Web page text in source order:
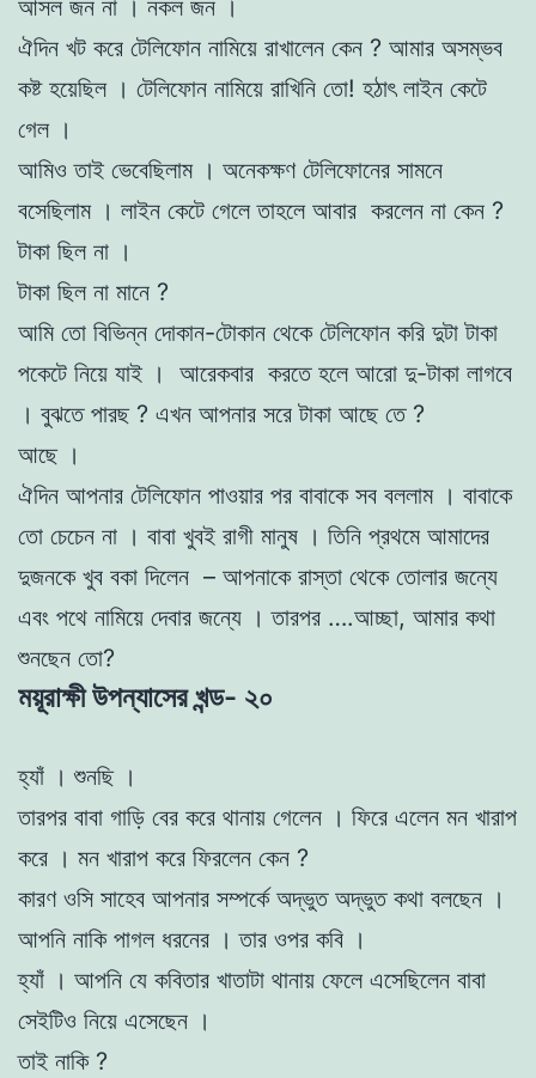
আসল জন না । নকল জন ।
ঐদিন খট করে টেলিফোন নামিয়ে রাখালেন কেন ? আমার অসম্ভব
কষ্ট হয়েছিল । টেলিফোন নামিয়ে রাখিনি তো! হঠাৎ লাইন কেটে
গেল ।
আমিও তাই ভেবেছিলাম । অনেকক্ষণ টেলিফোনের সামনে
বসেছিলাম । লাইন কেটে গেলে তাহলে আবার করলেন না কেন ?
টাকা ছিল না ।
টাকা ছিল না মানে ?
আমি তো বিভিন্ন দোকান-টোকান থেকে টেলিফোন করি দুটা টাকা
পকেটে নিয়ে যাই । আরেকবার করতে হলে আরো দু-টাকা লাগবে
। বুঝতে পারছ ? এখন আপনার সরে টাকা আছে তে ?
আছে ।
ঐদিন আপনার টেলিফোন পাওয়ার পর বাবাকে সব বললাম । বাবাকে
তো চেচেন না । বাবা খুবই রাগী মানুষ । তিনি প্রথমে আমাদের
দুজনকে খুব বকা দিলেন – আপনাকে রাস্তা থেকে তোলার জন্যে
এবং পথে নামিয়ে দেবার জন্যে । তারপর ….আচ্ছা, আমার কথা
শুনছেন তো?
ময়ূরাক্ষী উপন্যাসের খন্ড- ২০
হ্যাঁ । শুনছি ।
তারপর বাবা গাড়ি বের করে থানায় গেলেন । ফিরে এলেন মন খারাপ
করে । মন খারাপ করে ফিরলেন কেন ?
কারণ ওসি সাহেব আপনার সম্পর্কে অদ্ভুত অদ্ভুত কথা বলছেন ।
আপনি নাকি পাগল ধরনের । তার ওপর কবি ।
হ্যাঁ । আপনি যে কবিতার খাতাটা থানায় ফেলে এসেছিলেন বাবা
সেইটিও নিয়ে এসেছেন ।
তাই নাকি ?